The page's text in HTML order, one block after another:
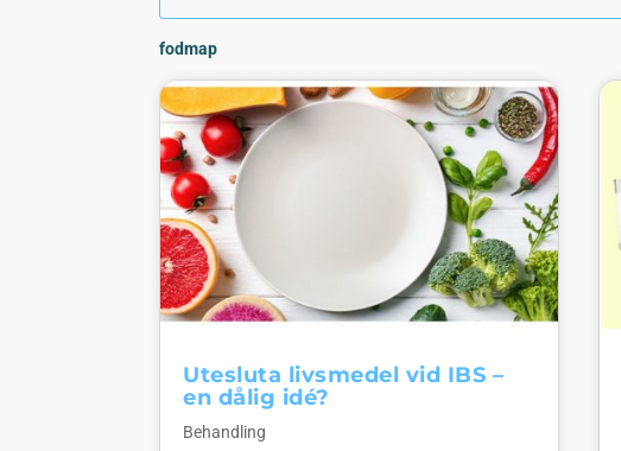
fodmap
Utesluta livsmedel vid IBS –
en dålig idé?
Behandling